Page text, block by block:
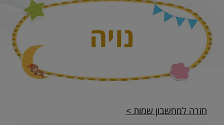
נויה
חזרה למחשבון שמות >